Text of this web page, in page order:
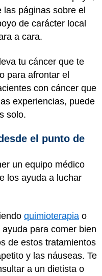
páginas sobre el
de carácter local
a cara.
tu cáncer que te
para afrontar el
con cáncer que
experiencias, puede
solo.
el punto de
un equipo médico
los ayuda a luchar
quimioterapia o
para comer bien
de estos tratamientos
y las náuseas. Te
a un dietista o